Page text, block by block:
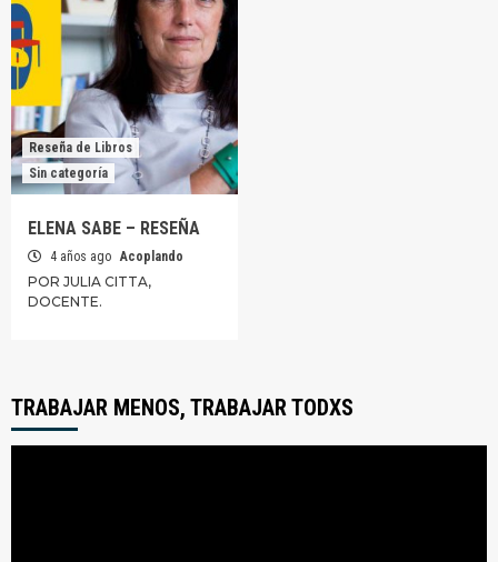
Reseña de Libros
Sin categoría
ELENA SABE – RESEÑA
4 años ago Acoplando
POR JULIA CITTA,
DOCENTE.
TRABAJAR MENOS, TRABAJAR TODXS